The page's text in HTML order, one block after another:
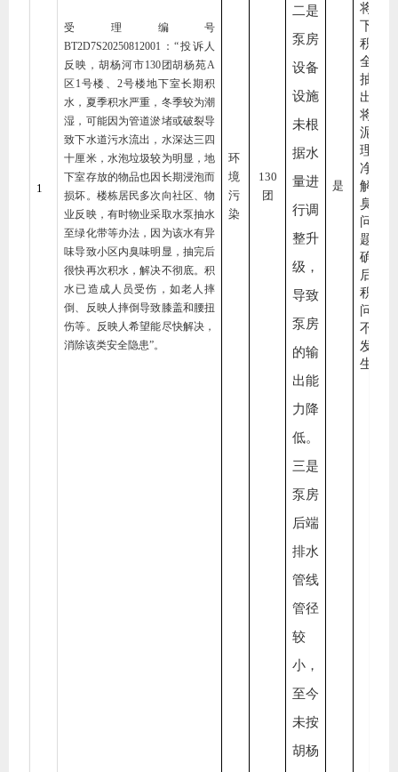
1
受理编号
BT2D7S20250812001 ：“投诉人
反映，胡杨河市130团胡杨苑A
区 1号楼、 2号楼地下室长期积
水，夏季积水严重，冬季较为潮
湿，可能因为管道淤堵或破裂导
致下水道污水流出，水深达三四
十厘米，水泡垃圾较为明显，地
下室存放的物品也因长期浸泡而
损坏。楼栋居民多次向社区、物
业反映，有时物业采取水泵抽水
至绿化带等办法，因为该水有异
味导致小区内臭味明显，抽完后
很快再次积水，解决不彻底。积
水已造成人员受伤，如老人摔
倒、反映人摔倒导致膝盖和腰扭
伤等。反映人希望能尽快解决，
消除该类安全隐患”。
环
境
污
染
130
团
二是
泵房
设备
设施
未根
据水
量进
行调
整升
级，
导致
泵房
的输
出能
力降
低。
三是
泵房
后端
排水
管线
管径
较
小，
至今
未按
胡杨
是
将地
下水
积水
全部
抽
出，
将污
泥清
理干
净，
解决
臭味
问
题，
确保
后续
积水
问题
不再
发
生。